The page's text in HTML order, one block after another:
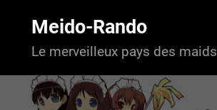
Meido-Rando
Le merveilleux pays des maids